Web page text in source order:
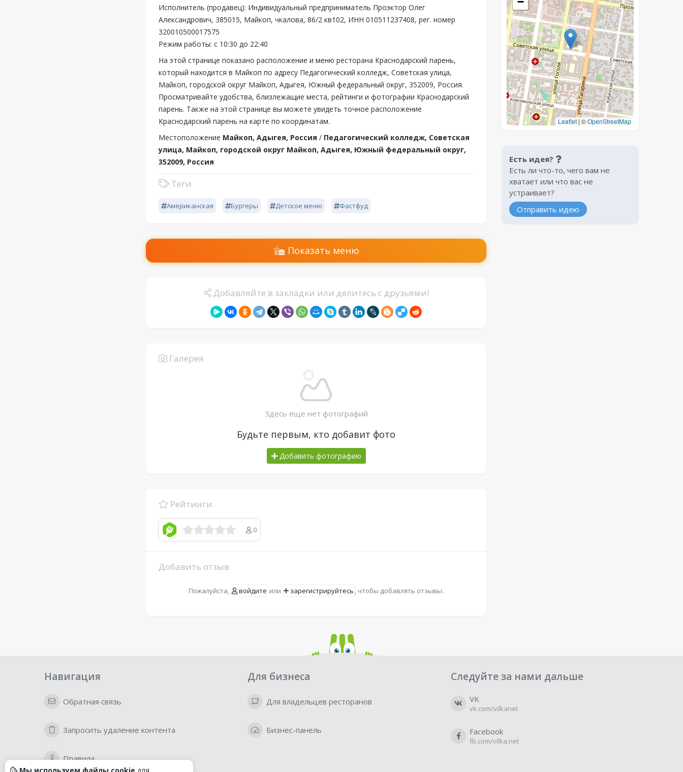
Исполнитель (продавец): Индивидуальный предприниматель Проэктор Олег
Александрович, 385015, Майкоп, чкалова, 86/2 кв102, ИНН 010511237408, рег. номер
320010500017575
Режим работы: с 10:30 до 22:40
На этой странице показано расположение и меню ресторана Краснодарский парень,
который находится в Майкоп по адресу Педагогический колледж, Советская улица,
Майкоп, городской округ Майкоп, Адыгея, Южный федеральный округ, 352009, Россия.
Просматривайте удобства, близлежащие места, рейтинги и фотографии Краснодарский
парень. Также на этой странице вы можете увидеть точное расположение
Краснодарский парень на карте по координатам.
Местоположение Майкоп, Адыгея, Россия / Педагогический колледж, Советская
улица, Майкоп, городской округ Майкоп, Адыгея, Южный федеральный округ,
352009, Россия
Теги
Американская Бургеры Детское меню Фастфуд
Показать меню
Добавляйте в закладки или делитесь с друзьями!
Галерея
Здесь еще нет фотографий
Будьте первым, кто добавит фото
Добавить фотографию
Рейтинги
0
Добавить отзыв
Пожалуйста, войдите или зарегистрируйтесь , чтобы добавлять отзывы.
Leaflet | ©OpenStreetMap
Есть идея?
Есть ли что-то, чего вам не
хватает или что вас не
устраивает?
Отправить идею
Навигация
Обратная связь
Запросить удаление контента
Правила
Для бизнеса
Для владельцев ресторанов
Бизнес-панель
Следуйте за нами дальше
VK
vk.com/vilkanet
Facebook
fb.com/vilka.net